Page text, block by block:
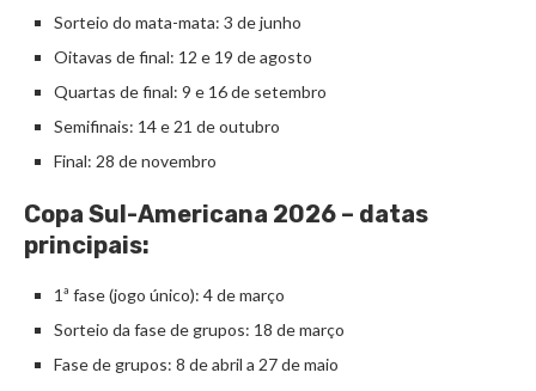
Sorteio do mata-mata: 3 de junho
Oitavas de final: 12 e 19 de agosto
Quartas de final: 9 e 16 de setembro
Semifinais: 14 e 21 de outubro
Final: 28 de novembro
Copa Sul-Americana 2026 – datas
principais:
1ª fase (jogo único): 4 de março
Sorteio da fase de grupos: 18 de março
Fase de grupos: 8 de abril a 27 de maio